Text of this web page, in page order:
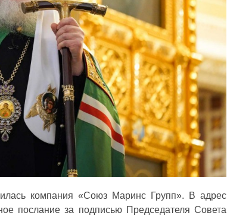
компания «Союз Маринс Групп». В адрес
послание за подписью Председателя Совета